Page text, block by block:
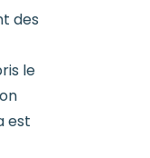
des
le
est